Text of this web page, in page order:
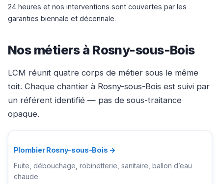
24 heures et nos interventions sont couvertes par les
garanties biennale et décennale.
Nos métiers à Rosny-sous-Bois
LCM réunit quatre corps de métier sous le même
toit. Chaque chantier à Rosny-sous-Bois est suivi par
un référent identifié — pas de sous-traitance
opaque.
Plombier Rosny-sous-Bois →
Fuite, débouchage, robinetterie, sanitaire, ballon d’eau
chaude.